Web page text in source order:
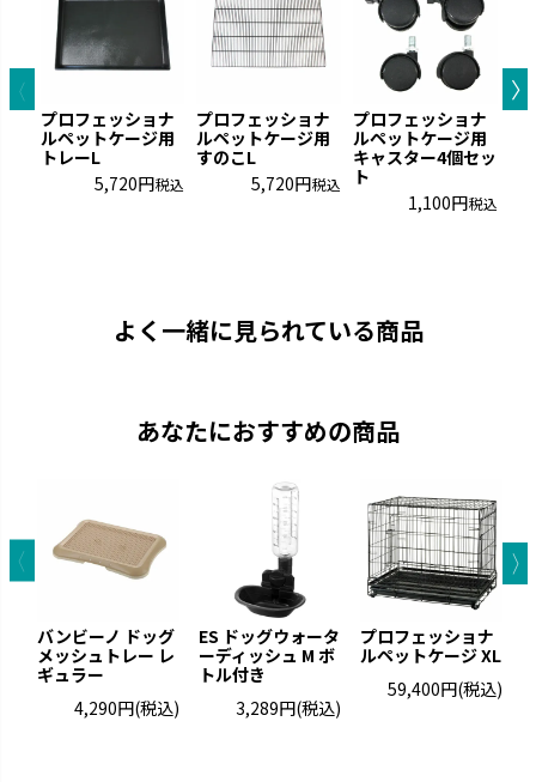
プロフェッショナ
ルペットケージ用
トレーL
5,720
税込
プロフェッショナ
ルペットケージ用
すのこL
5,720
税込
プロフェッショナ
ルペットケージ用
キャスター4個セッ
ト
1,100
税込
よく一緒に見られている商品
あなたにおすすめの商品
バンビーノ ドッグ
メッシュトレー レ
ギュラー
4,290円(税込)
ES ドッグウォータ
ーディッシュ M ボ
トル付き
3,289円(税込)
プロフェッショナ
ルペットケージ XL
59,400円(税込)